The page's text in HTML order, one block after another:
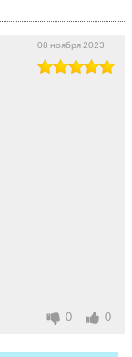
08 ноября 2023
0 0